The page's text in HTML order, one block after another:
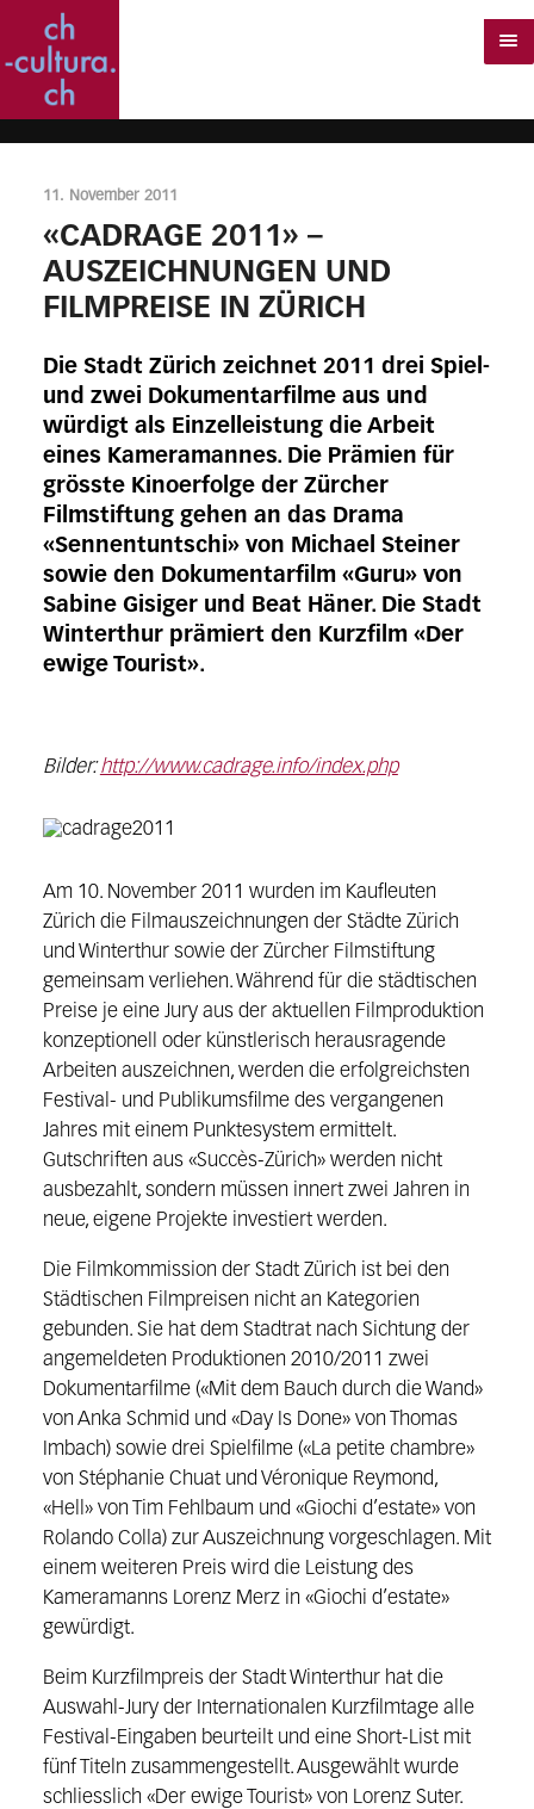
11. November 2011
«CADRAGE 2011» –
AUSZEICHNUNGEN UND
FILMPREISE IN ZÜRICH
Die Stadt Zürich zeichnet 2011 drei Spiel-
und zwei Dokumentarfilme aus und
würdigt als Einzelleistung die Arbeit
eines Kameramannes. Die Prämien für
grösste Kinoerfolge der Zürcher
Filmstiftung gehen an das Drama
«Sennentuntschi» von Michael Steiner
sowie den Dokumentarfilm «Guru» von
Sabine Gisiger und Beat Häner. Die Stadt
Winterthur prämiert den Kurzfilm «Der
ewige Tourist».
Bilder:http://www.cadrage.info/index.php
Am 10. November 2011 wurden im Kaufleuten
Zürich die Filmauszeichnungen der Städte Zürich
und Winterthur sowie der Zürcher Filmstiftung
gemeinsam verliehen. Während für die städtischen
Preise je eine Jury aus der aktuellen Filmproduktion
konzeptionell oder künstlerisch herausragende
Arbeiten auszeichnen, werden die erfolgreichsten
Festival- und Publikumsfilme des vergangenen
Jahres mit einem Punktesystem ermittelt.
Gutschriften aus «Succès-Zürich» werden nicht
ausbezahlt, sondern müssen innert zwei Jahren in
neue, eigene Projekte investiert werden.
Die Filmkommission der Stadt Zürich ist bei den
Städtischen Filmpreisen nicht an Kategorien
gebunden. Sie hat dem Stadtrat nach Sichtung der
angemeldeten Produktionen 2010/2011 zwei
Dokumentarfilme («Mit dem Bauch durch die Wand»
von Anka Schmid und «Day Is Done» von Thomas
Imbach) sowie drei Spielfilme («La petite chambre»
von Stéphanie Chuat und Véronique Reymond,
«Hell» von Tim Fehlbaum und «Giochi d’estate» von
Rolando Colla) zur Auszeichnung vorgeschlagen. Mit
einem weiteren Preis wird die Leistung des
Kameramanns Lorenz Merz in «Giochi d’estate»
gewürdigt.
Beim Kurzfilmpreis der Stadt Winterthur hat die
Auswahl-Jury der Internationalen Kurzfilmtage alle
Festival-Eingaben beurteilt und eine Short-List mit
fünf Titeln zusammengestellt. Ausgewählt wurde
schliesslich «Der ewige Tourist» von Lorenz Suter.